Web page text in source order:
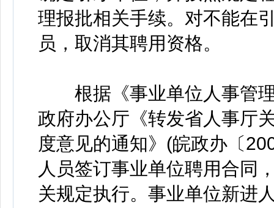
理报批相关手续。对不能在
员，取消其聘用资格。
根据《事业单位人事管理
政府办公厅《转发省人事厅
度意见的通知》(皖政办〔
人员签订事业单位聘用合同
关规定执行。事业单位新进